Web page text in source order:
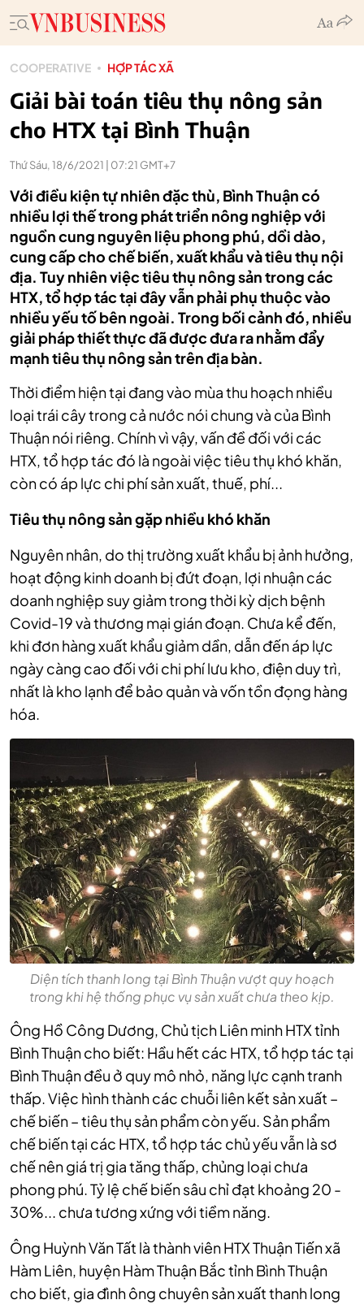
COOPERATIVE HỢP TÁC XÃ
Giải bài toán tiêu thụ nông sản
cho HTX tại Bình Thuận
Thứ Sáu, 18/6/2021 | 07:21 GMT+7
Với điều kiện tự nhiên đặc thù, Bình Thuận có
nhiều lợi thế trong phát triển nông nghiệp với
nguồn cung nguyên liệu phong phú, dồi dào,
cung cấp cho chế biến, xuất khẩu và tiêu thụ nội
địa. Tuy nhiên việc tiêu thụ nông sản trong các
HTX, tổ hợp tác tại đây vẫn phải phụ thuộc vào
nhiều yếu tố bên ngoài. Trong bối cảnh đó, nhiều
giải pháp thiết thực đã được đưa ra nhằm đẩy
mạnh tiêu thụ nông sản trên địa bàn.
Thời điểm hiện tại đang vào mùa thu hoạch nhiều
loại trái cây trong cả nước nói chung và của Bình
Thuận nói riêng. Chính vì vậy, vấn đề đối với các
HTX, tổ hợp tác đó là ngoài việc tiêu thụ khó khăn,
còn có áp lực chi phí sản xuất, thuế, phí...
Tiêu thụ nông sản gặp nhiều khó khăn
Nguyên nhân, do thị trường xuất khẩu bị ảnh hưởng,
hoạt động kinh doanh bị đứt đoạn, lợi nhuận các
doanh nghiệp suy giảm trong thời kỳ dịch bệnh
Covid-19 và thương mại gián đoạn. Chưa kể đến,
khi đơn hàng xuất khẩu giảm dần, dẫn đến áp lực
ngày càng cao đối với chi phí lưu kho, điện duy trì,
nhất là kho lạnh để bảo quản và vốn tồn đọng hàng
hóa.
Diện tích thanh long tại Bình Thuận vượt quy hoạch
trong khi hệ thống phục vụ sản xuất chưa theo kịp.
Ông Hồ Công Dương, Chủ tịch Liên minh HTX tỉnh
Bình Thuận cho biết: Hầu hết các HTX, tổ hợp tác tại
Bình Thuận đều ở quy mô nhỏ, năng lực cạnh tranh
thấp. Việc hình thành các chuỗi liên kết sản xuất –
chế biến – tiêu thụ sản phẩm còn yếu. Sản phẩm
chế biến tại các HTX, tổ hợp tác chủ yếu vẫn là sơ
chế nên giá trị gia tăng thấp, chủng loại chưa
phong phú. Tỷ lệ chế biến sâu chỉ đạt khoảng 20 -
30%... chưa tương xứng với tiềm năng.
Ông Huỳnh Văn Tất là thành viên HTX Thuận Tiến xã
Hàm Liên, huyện Hàm Thuận Bắc tỉnh Bình Thuận
cho biết, gia đình ông chuyên sản xuất thanh long